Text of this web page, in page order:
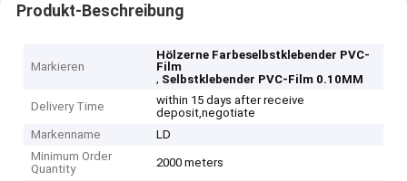
Produkt-Beschreibung
Markieren
Hölzerne Farbeselbstklebender PVC-
Film
, Selbstklebender PVC-Film 0.10MM
Delivery Time
within 15 days after receive
deposit,negotiate
Markenname
LD
Minimum Order
Quantity
2000 meters